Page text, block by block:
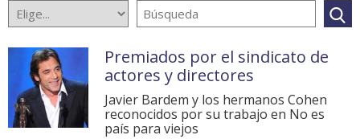
Premiados por el sindicato de
actores y directores
Javier Bardem y los hermanos Cohen
reconocidos por su trabajo en No es
país para viejos